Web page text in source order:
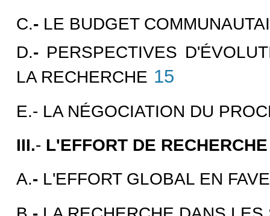
C.- LE BUDGET
D.- PERSPECTIVES
LA RECHERCHE 15
E.- LA NÉGOCIATION DU
III.- L'EFFORT DE
A.- L'EFFORT GLOBAL EN